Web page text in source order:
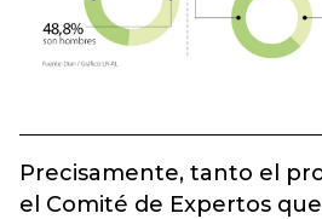
Precisamente, tanto el
el Comité de Expertos